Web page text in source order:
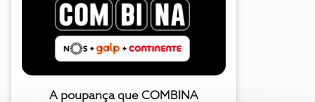
A poupança que COMBINA